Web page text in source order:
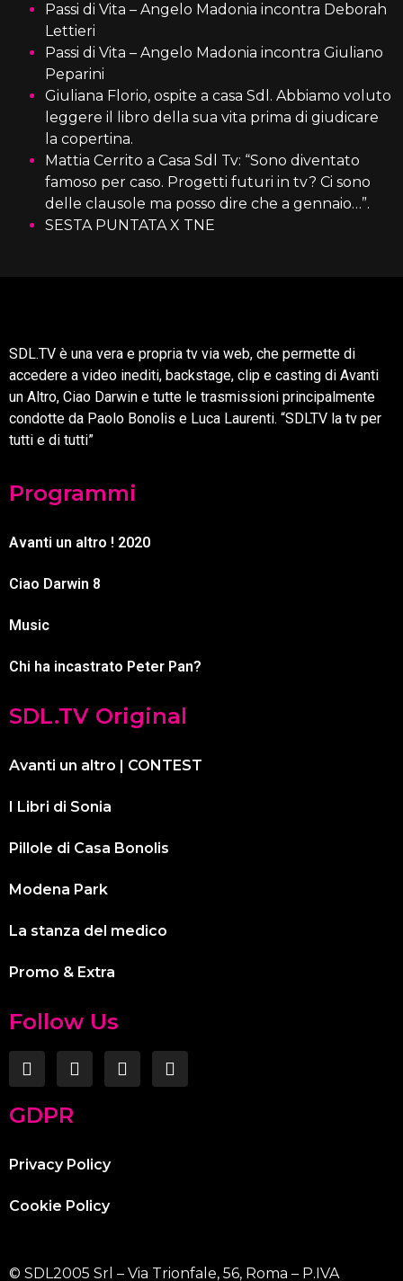
Passi di Vita – Angelo Madonia incontra Deborah
Lettieri
Passi di Vita – Angelo Madonia incontra Giuliano
Peparini
Giuliana Florio, ospite a casa Sdl. Abbiamo voluto
leggere il libro della sua vita prima di giudicare
la copertina.
Mattia Cerrito a Casa Sdl Tv: “Sono diventato
famoso per caso. Progetti futuri in tv? Ci sono
delle clausole ma posso dire che a gennaio…”.
SESTA PUNTATA X TNE
SDL.TV è una vera e propria tv via web, che permette di
accedere a video inediti, backstage, clip e casting di Avanti
un Altro, Ciao Darwin e tutte le trasmissioni principalmente
condotte da Paolo Bonolis e Luca Laurenti. “SDLTV la tv per
tutti e di tutti”
Programmi
Avanti un altro ! 2020
Ciao Darwin 8
Music
Chi ha incastrato Peter Pan?
SDL.TV Original
Avanti un altro | CONTEST
I Libri di Sonia
Pillole di Casa Bonolis
Modena Park
La stanza del medico
Promo & Extra
Follow Us
GDPR
Privacy Policy
Cookie Policy
© SDL2005 Srl – Via Trionfale, 56, Roma – P.IVA